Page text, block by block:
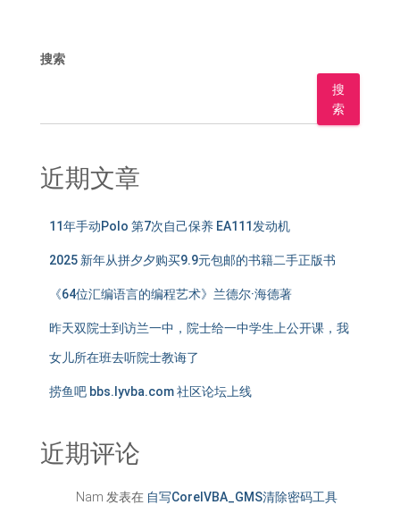
搜索
搜
索
近期文章
11年手动Polo 第7次自己保养 EA111发动机
2025 新年从拼夕夕购买9.9元包邮的书籍二手正版书
《64位汇编语言的编程艺术》兰德尔·海德著
昨天双院士到访兰一中，院士给一中学生上公开课，我
女儿所在班去听院士教诲了
捞鱼吧 bbs.lyvba.com 社区论坛上线
近期评论
Nam 发表在 自写CorelVBA_GMS清除密码工具